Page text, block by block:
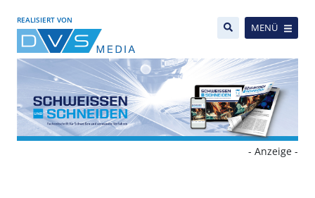
REALISIERT VON
MENÜ
- Anzeige -